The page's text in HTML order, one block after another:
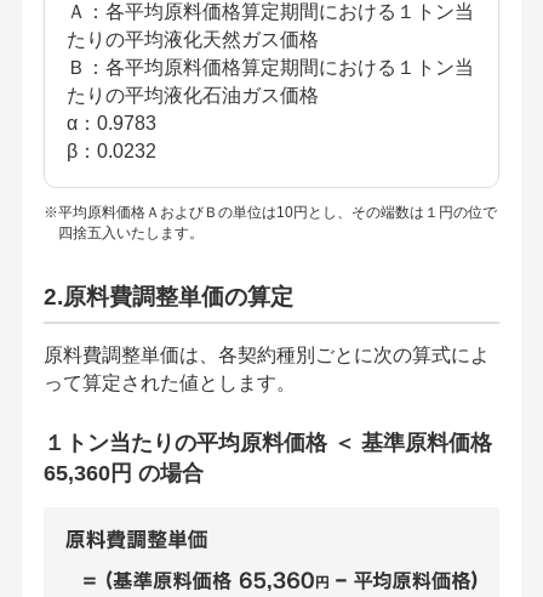
Ａ：各平均原料価格算定期間における１トン当
たりの平均液化天然ガス価格
Ｂ：各平均原料価格算定期間における１トン当
たりの平均液化石油ガス価格
α：0.9783
β：0.0232
※平均原料価格ＡおよびＢの単位は10円とし、その端数は１円の位で
四捨五入いたします。
2.原料費調整単価の算定
原料費調整単価は、各契約種別ごとに次の算式によ
って算定された値とします。
１トン当たりの平均原料価格 ＜ 基準原料価格
65,360円 の場合